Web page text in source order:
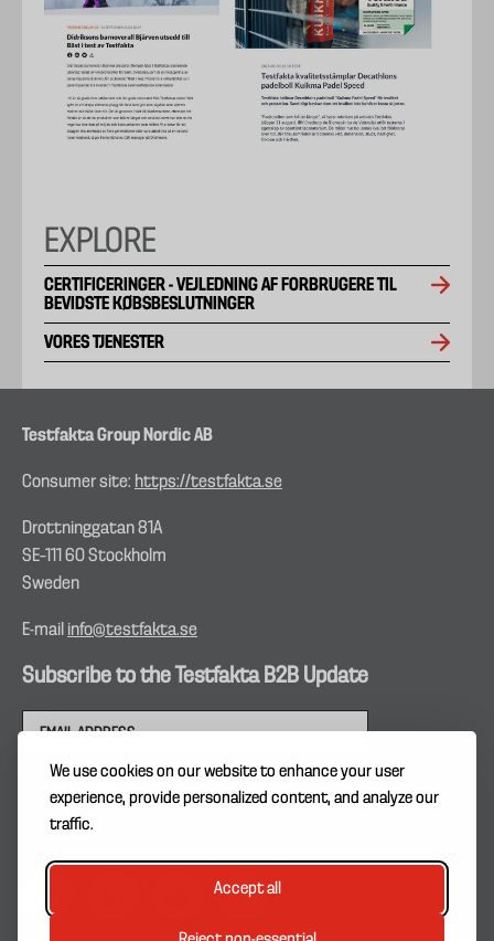
We use cookies on our website to enhance your user
experience, provide personalized content, and analyze our
traffic.
Accept all
EXPLORE
CERTIFICERINGER - VEJLEDNING AF FORBRUGERE TIL
BEVIDSTE KØBSBESLUTNINGER
VORES TJENESTER
Testfakta Group Nordic AB
Consumer site: https://testfakta.se
Drottninggatan 81A
SE–111 60 Stockholm
Sweden
E-mail info@testfakta.se
Subscribe to the Testfakta B2B Update